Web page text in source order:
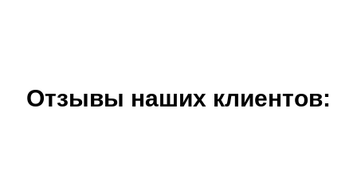
Отзывы наших клиентов: